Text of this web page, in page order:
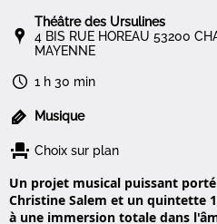
Théâtre des Ursulines
4 BIS RUE HOREAU 53200
MAYENNE
1 h 30 min
Musique
Choix sur plan
Un projet musical puissant
Christine Salem et un quintette
à une immersion totale dans